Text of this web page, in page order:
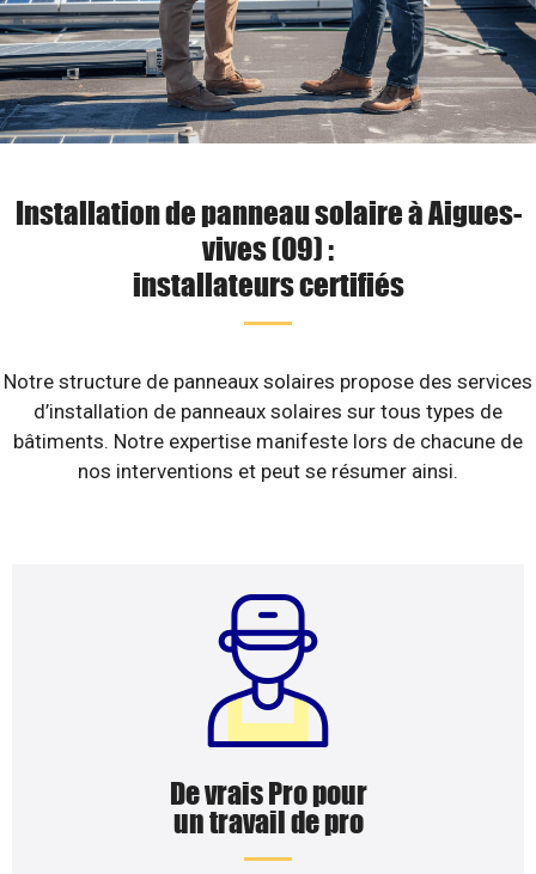
Installation de panneau solaire à Aigues-
vives (09) :
installateurs certifiés
Notre structure de panneaux solaires propose des services
d’installation de panneaux solaires sur tous types de
bâtiments. Notre expertise manifeste lors de chacune de
nos interventions et peut se résumer ainsi.
De vrais Pro pour
un travail de pro